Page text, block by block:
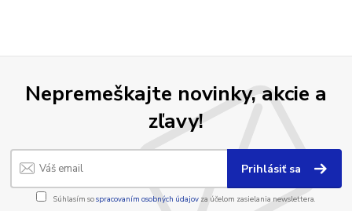
Nepremeškajte novinky, akcie a
zľavy!
Prihlásiť sa
Súhlasím sospracovaním osobných údajov za účelom zasielania newslettera.